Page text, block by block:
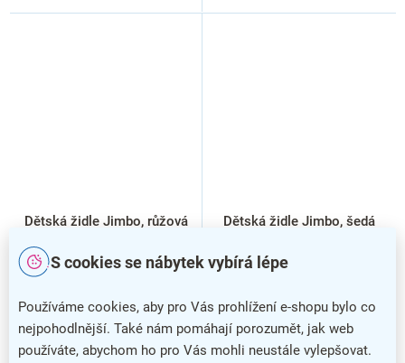
S cookies se nábytek vybírá lépe
Používáme cookies, aby pro Vás prohlížení e-shopu bylo co
nejpohodlnější. Také nám pomáhají porozumět, jak web
používáte, abychom ho pro Vás mohli neustále vylepšovat.
Dětská židle Jimbo, růžová Dětská židle Jimbo, šedá